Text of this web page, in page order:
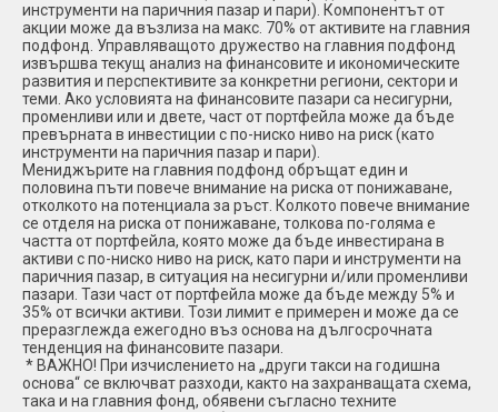
инструменти на паричния пазар и пари). Компонентът от
акции може да възлиза на макс. 70% от активите на главния
подфонд. Управляващото дружество на главния подфонд
извършва текущ анализ на финансовите и икономическите
развития и перспективите за конкретни региони, сектори и
теми. Ако условията на финансовите пазари са несигурни,
променливи или и двете, част от портфейла може да бъде
превърната в инвестиции с по-ниско ниво на риск (като
инструменти на паричния пазар и пари).
Мениджърите на главния подфонд обръщат един и
половина пъти повече внимание на риска от понижаване,
отколкото на потенциала за ръст. Колкото повече внимание
се отделя на риска от понижаване, толкова по-голяма е
частта от портфейла, която може да бъде инвестирана в
активи с по-ниско ниво на риск, като пари и инструменти на
паричния пазар, в ситуация на несигурни и/или променливи
пазари. Тази част от портфейла може да бъде между 5% и
35% от всички активи. Този лимит е примерен и може да се
преразглежда ежегодно въз основа на дългосрочната
тенденция на финансовите пазари.
* ВАЖНО! При изчислението на „други такси на годишна
основа“ се включват разходи, както на захранващата схема,
така и на главния фонд, обявени съгласно техните